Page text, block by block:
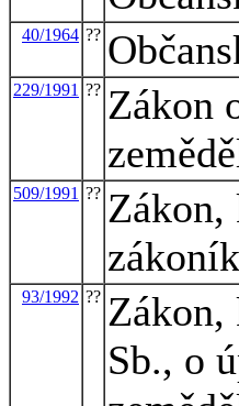
40/1964 ??
229/1991 ?? Zákon
509/1991 ?? Zákon,
zákoník
93/1992 ?? Zákon,
Sb., o